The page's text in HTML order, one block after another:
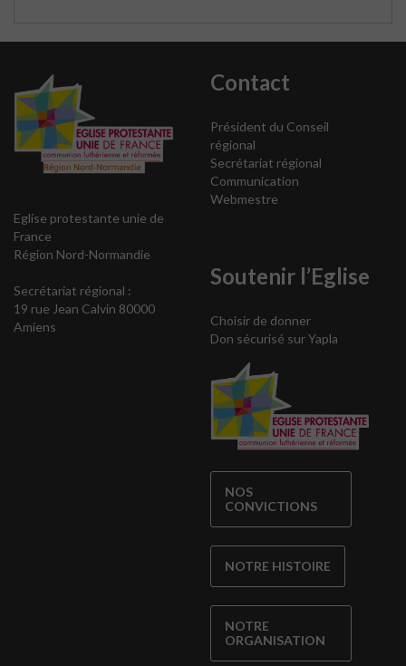
Eglise protestante unie de
France
Région Nord-Normandie
Secrétariat régional :
19 rue Jean Calvin 80000
Amiens
Contact
Président du Conseil
régional
Secrétariat régional
Communication
Webmestre
Soutenir l’Eglise
Choisir de donner
Don sécurisé sur Yapla
NOS
CONVICTIONS
NOTRE HISTOIRE
NOTRE
ORGANISATION